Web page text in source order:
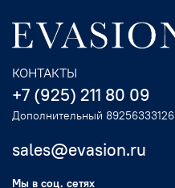
КОНТАКТЫ
+7 (925) 211 80 09
Дополнительный 89256333126
sales@evasion.ru
Мы в соц. сетях